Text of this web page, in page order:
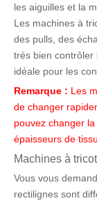
les aiguilles et la
Les machines à
des pulls, des
très bien contrôler
idéale pour les
Remarque : Les
de changer
pouvez changer
épaisseurs de
Machines à
Vous vous
rectilignes sont